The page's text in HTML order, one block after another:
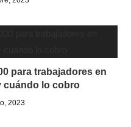
para trabajadores en
cuándo lo cobro
2023